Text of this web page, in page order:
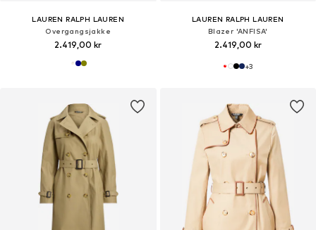
LAUREN RALPH LAUREN
Overgangsjakke
2.419,00 kr
LAUREN RALPH LAUREN
Blazer 'ANFISA'
2.419,00 kr
+3